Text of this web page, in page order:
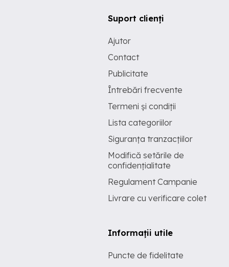
Suport clienți
Ajutor
Contact
Publicitate
Întrebări frecvente
Termeni și condiții
Lista categoriilor
Siguranța tranzacțiilor
Modifică setările de
confidențialitate
Regulament Campanie
Livrare cu verificare colet
Informații utile
Puncte de fidelitate